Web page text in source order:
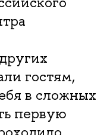
гостям,
в сложных
первую